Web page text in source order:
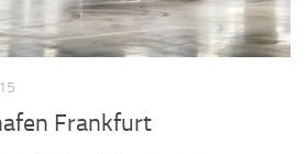
Frankfurt